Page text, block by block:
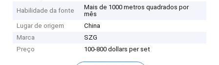
Habilidade da fonte
Mais de 1000 metros quadrados por
mês
Lugar de origem
China
Marca
SZG
Preço
100-800 dollars per set